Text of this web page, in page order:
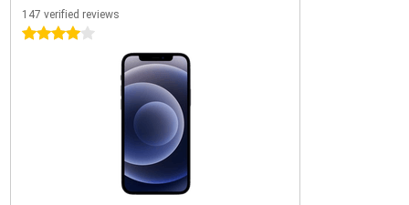
147 verified reviews
4 stars